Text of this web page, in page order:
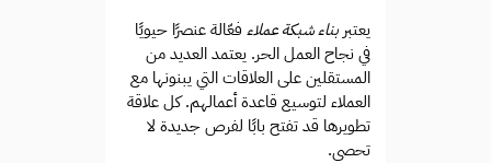
يعتبربناء شبكة عملاء فعّالة عنصرًا حيويًا
في نجاح العمل الحر. يعتمد العديد من
المستقلين على العلاقات التي يبنونها مع
العملاء لتوسيع قاعدة أعمالهم. كل علاقة
تطويرها قد تفتح بابًا لفرص جديدة لا
تحصى.